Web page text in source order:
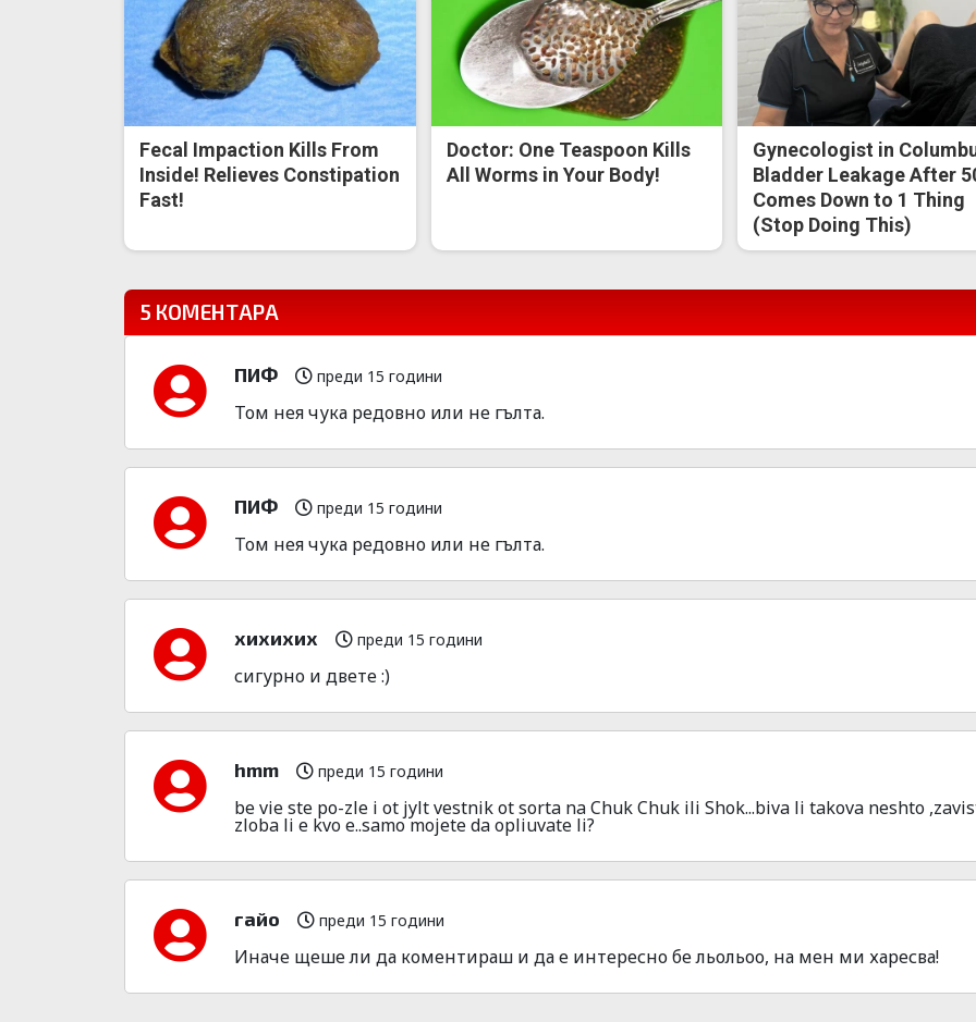
Fecal Impaction Kills From
Inside! Relieves Constipation
Fast!
Doctor: One Teaspoon Kills
All Worms in Your Body!
Gynecologist in
Bladder Leakage After
Comes Down to 1 Thing
(Stop Doing This)
5 КОМЕНТАРА
ПИФ преди 15 години
Том нея чука редовно или не гълта.
ПИФ преди 15 години
Том нея чука редовно или не гълта.
хихихих преди 15 години
сигурно и двете :)
hmm преди 15 години
be vie ste po-zle i ot jylt vestnik ot sorta na Chuk Chuk ili Shok...biva li takova neshto
zloba li e kvo e..samo mojete da opliuvate li?
гайо преди 15 години
Иначе щеше ли да коментираш и да е интересно бе льольоо, на мен ми харесва!